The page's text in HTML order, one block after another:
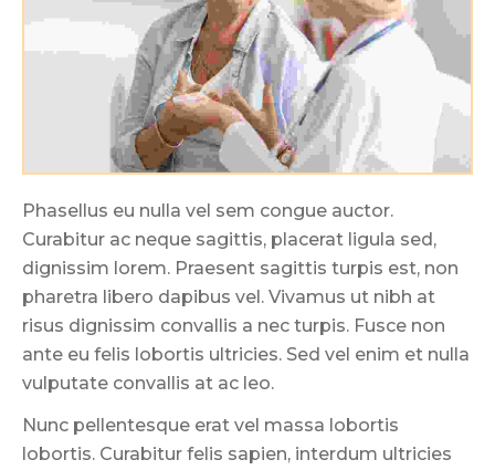
Phasellus eu nulla vel sem congue auctor.
Curabitur ac neque sagittis, placerat ligula sed,
dignissim lorem. Praesent sagittis turpis est, non
pharetra libero dapibus vel. Vivamus ut nibh at
risus dignissim convallis a nec turpis. Fusce non
ante eu felis lobortis ultricies. Sed vel enim et nulla
vulputate convallis at ac leo.
Nunc pellentesque erat vel massa lobortis
lobortis. Curabitur felis sapien, interdum ultricies